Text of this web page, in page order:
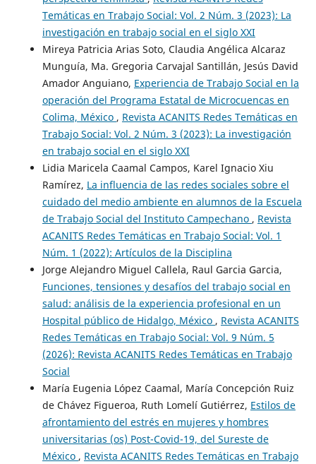
Temáticas en Trabajo Social: Vol. 2 Núm. 3 (2023): La
investigación en trabajo social en el siglo XXI
Mireya Patricia Arias Soto, Claudia Angélica Alcaraz
Munguía, Ma. Gregoria Carvajal Santillán, Jesús David
Amador Anguiano, Experiencia de Trabajo Social en la
operación del Programa Estatal de Microcuencas en
Colima, México , Revista ACANITS Redes Temáticas en
Trabajo Social: Vol. 2 Núm. 3 (2023): La investigación
en trabajo social en el siglo XXI
Lidia Maricela Caamal Campos, Karel Ignacio Xiu
Ramírez, La influencia de las redes sociales sobre el
cuidado del medio ambiente en alumnos de la Escuela
de Trabajo Social del Instituto Campechano , Revista
ACANITS Redes Temáticas en Trabajo Social: Vol. 1
Núm. 1 (2022): Artículos de la Disciplina
Jorge Alejandro Miguel Callela, Raul Garcia Garcia,
Funciones, tensiones y desafíos del trabajo social en
salud: análisis de la experiencia profesional en un
Hospital público de Hidalgo, México , Revista ACANITS
Redes Temáticas en Trabajo Social: Vol. 9 Núm. 5
(2026): Revista ACANITS Redes Temáticas en Trabajo
Social
María Eugenia López Caamal, María Concepción Ruiz
de Chávez Figueroa, Ruth Lomelí Gutiérrez, Estilos de
afrontamiento del estrés en mujeres y hombres
universitarias (os) Post-Covid-19, del Sureste de
México , Revista ACANITS Redes Temáticas en Trabajo